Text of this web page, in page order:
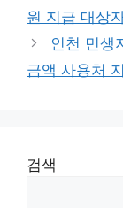
원 지급 대상
인천 민생
금액 사용처
검색